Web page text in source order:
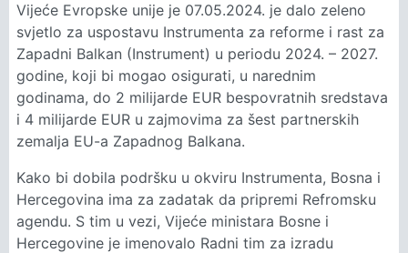
Vijeće Evropske unije je 07.05.2024. je dalo zeleno
svjetlo za uspostavu Instrumenta za reforme i rast za
Zapadni Balkan (Instrument) u periodu 2024. – 2027.
godine, koji bi mogao osigurati, u narednim
godinama, do 2 milijarde EUR bespovratnih sredstava
i 4 milijarde EUR u zajmovima za šest partnerskih
zemalja EU-a Zapadnog Balkana.
Kako bi dobila podršku u okviru Instrumenta, Bosna i
Hercegovina ima za zadatak da pripremi Refromsku
agendu. S tim u vezi, Vijeće ministara Bosne i
Hercegovine je imenovalo Radni tim za izradu